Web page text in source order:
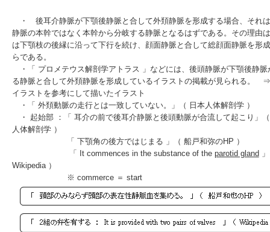
・ 後耳介静脈が下顎後静脈と合して外頚静脈を形成する場合、それ
静脈の本幹ではなく本幹から分岐する静脈となるはずである。その理由
は下顎枝の後縁に沿って下行を続け、顔面静脈と合して総顔面静脈を形
らである。
・「 プロメテウス解剖学アトラス 」などには、後頭静脈が下顎後静脈
る静脈と合して外頚静脈を形成しているイラストの掲載が見られる。
イラストを参考にして描いたイラスト
・「 外頚動脈の走行とは一致していない。」（ 日本人体解剖学 ）
・ 起始部 ：「 耳介の前で後耳介静脈と後頭動脈が合流して起こり」（
人体解剖学）
「 下顎角の後方ではじまる 」（ 船戸和弥のHP ）
「 It commences in the substance of the parotid gland」
Wikipedia ）
※ commerce ＝ start